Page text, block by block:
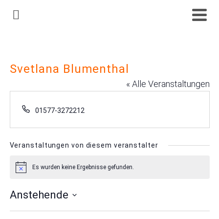
Svetlana Blumenthal
« Alle Veranstaltungen
Telefon
01577-3272212
Veranstaltungen von diesem veranstalter
HinweisEs wurden keine Ergebnisse gefunden.
Anstehende
Datum